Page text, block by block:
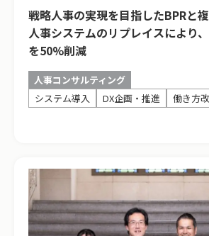
戦略人事の実現を目指したBPRと
人事システムのリプレイスにより
を50%削減
人事コンサルティング
システム導入
DX企画・推進 働き方